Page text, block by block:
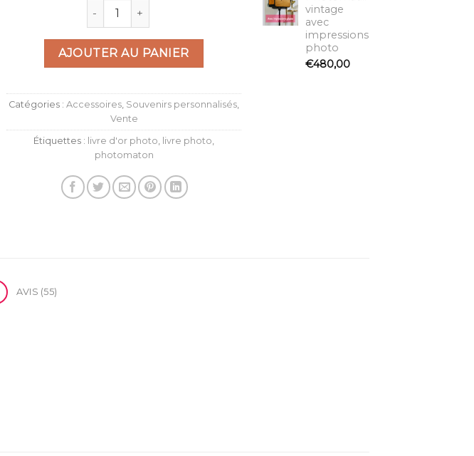
notations
quantité de LIVRE D'OR ALBUM PHOTOS
AJOUTER AU PANIER
Catégories : Accessoires, Souvenirs personnalisés,
Vente
Étiquettes : livre d'or photo, livre photo,
photomaton
vintage
avec
impressions
photo
€480,00
AVIS (55)